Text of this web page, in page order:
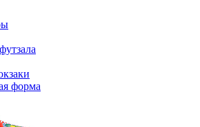
форма